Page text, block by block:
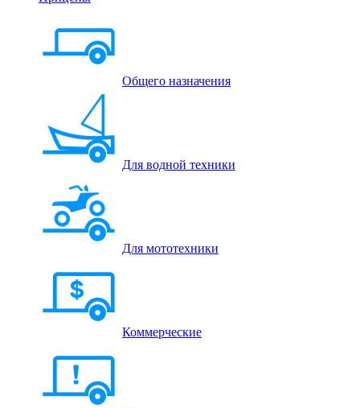
Общего назначения
Для водной техники
Для мототехники
Коммерческие